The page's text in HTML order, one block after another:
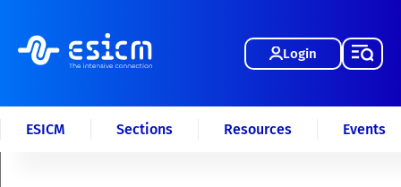
Login
ESICM Sections Resources Events